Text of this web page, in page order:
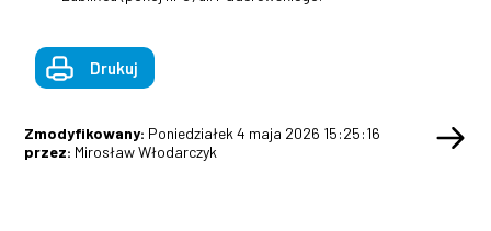
Drukuj
Zmodyfikowany: Poniedziałek 4 maja 2026 15:25:16
przez: Mirosław Włodarczyk